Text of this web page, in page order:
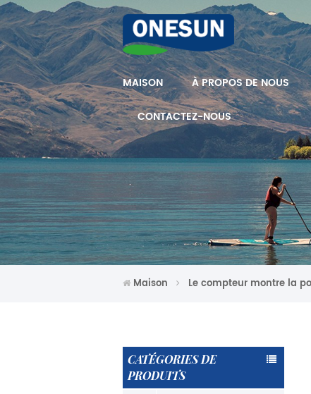
MAISON À PROPOS DE NOUS
CONTACTEZ-NOUS
Maison Le compteur montre la
CATÉGORIES DE
PRODUITS